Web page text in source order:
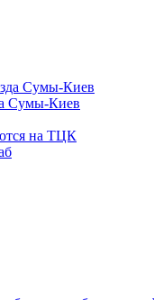
Сумы-Киев
на ТЦК